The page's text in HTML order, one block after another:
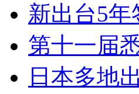
新出台5
第十一届
日本多地